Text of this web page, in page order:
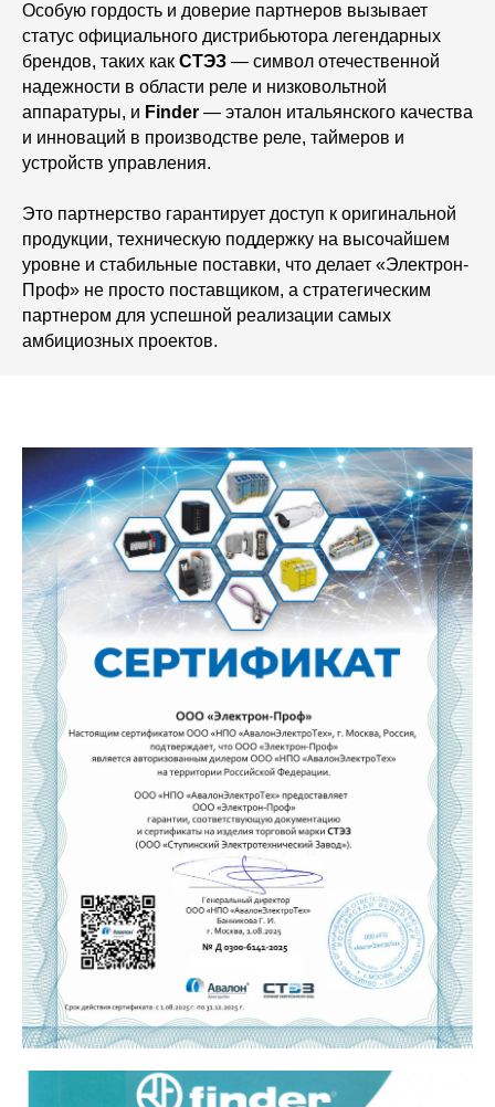
Особую гордость и доверие партнеров вызывает
статус официального дистрибьютора легендарных
брендов, таких как СТЭЗ — символ отечественной
надежности в области реле и низковольтной
аппаратуры, и Finder — эталон итальянского качества
и инноваций в производстве реле, таймеров и
устройств управления.
Это партнерство гарантирует доступ к оригинальной
продукции, техническую поддержку на высочайшем
уровне и стабильные поставки, что делает «Электрон-
Проф» не просто поставщиком, а стратегическим
партнером для успешной реализации самых
амбициозных проектов.